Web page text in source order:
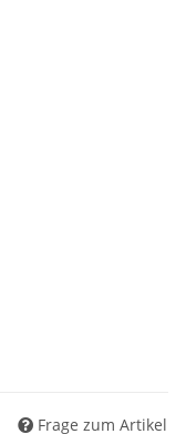
Frage zum Artikel